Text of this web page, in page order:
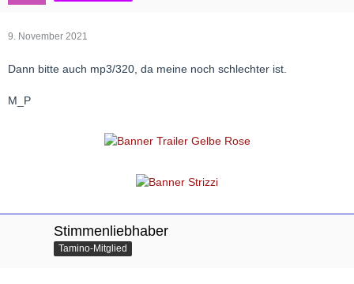
9. November 2021
Dann bitte auch mp3/320, da meine noch schlechter ist.
M_P
Stimmenliebhaber
Tamino-Mitglied